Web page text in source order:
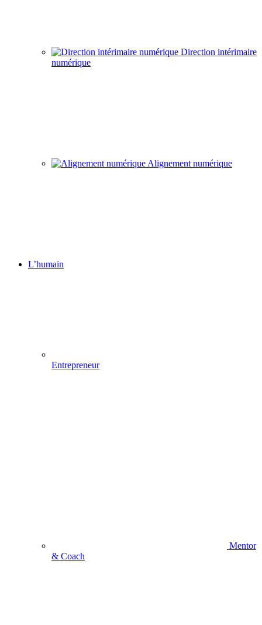
Direction intérimaire
numérique
Alignement numérique
L’humain
Entrepreneur
Mentor
& Coach